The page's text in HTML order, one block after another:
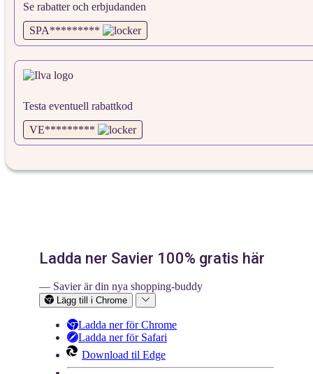
Se rabatter och erbjudanden
SPA*********
Testa eventuell rabattkod
VE*********
Ladda ner Savier 100% gratis här
— Savier är din nya shopping-buddy
Lägg till i Chrome
Ladda ner för Chrome
Ladda ner för Safari
Download til Edge